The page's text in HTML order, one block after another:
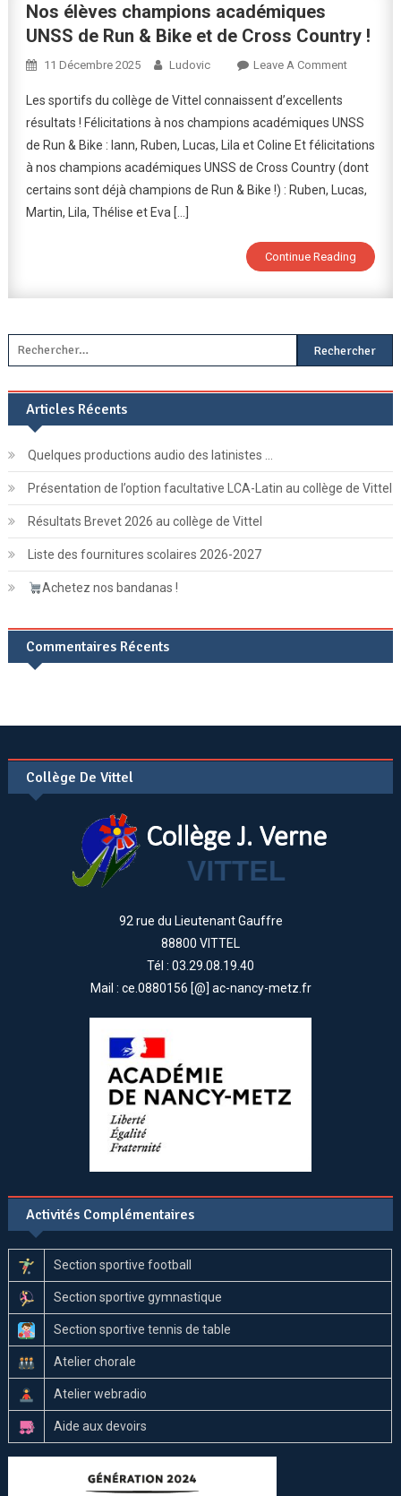
Nos élèves champions académiques
UNSS de Run & Bike et de Cross Country !
11 Décembre 2025 Ludovic Leave A CommentOn
UNSS
De
Et
Country
!
Les sportifs du collège de Vittel connaissent d’excellents
résultats ! Félicitations à nos champions académiques UNSS
de Run & Bike : Iann, Ruben, Lucas, Lila et Coline Et félicitations
à nos champions académiques UNSS de Cross Country (dont
certains sont déjà champions de Run & Bike !) : Ruben, Lucas,
Martin, Lila, Thélise et Eva […]
Continue Reading
Rechercher :
Articles Récents
Quelques productions audio des latinistes …
Présentation de l’option facultative LCA-Latin au collège de Vittel
Résultats Brevet 2026 au collège de Vittel
Liste des fournitures scolaires 2026-2027
Achetez nos bandanas !
Commentaires Récents
Collège De Vittel
92 rue du Lieutenant Gauffre
88800 VITTEL
Tél : 03.29.08.19.40
Mail : ce.0880156 [@] ac-nancy-metz.fr
Activités Complémentaires
Section sportive football
Section sportive gymnastique
Section sportive tennis de table
Atelier chorale
Atelier webradio
Aide aux devoirs